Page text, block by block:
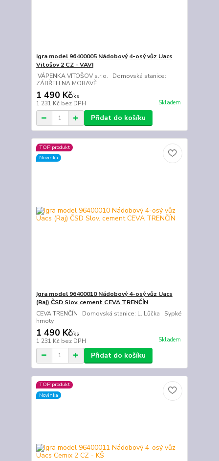
Igra model 96400005 Nádobový 4-osý vůz Uacs
Vitošov 2 CZ - VAVI
VÁPENKA VITOŠOV s.r.o. Domovská stanice:
ZÁBŘEH NA MORAVĚ
1 490 Kč/ks
1 231 Kč bez DPH Skladem
Přidat do košíku
TOP produkt
Novinka
Igra model 96400010 Nádobový 4-osý vůz Uacs
(Raj) ČSD Slov. cement CEVA TRENČÍN
CEVA TRENČÍN Domovská stanice: L. Lůčka Sypké
hmoty
1 490 Kč/ks
1 231 Kč bez DPH Skladem
Přidat do košíku
TOP produkt
Novinka